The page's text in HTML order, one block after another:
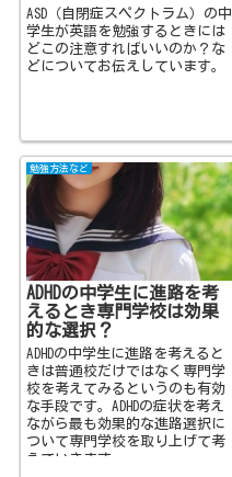
ASD（自閉症スペクトラム）の中
学生が英語を勉強するときには
どこの注意すればいいのか？な
どについてお伝えしています。
勉強方法など
ADHDの中学生に進路を考
えるとき専門学校は効果
的な選択？
ADHDの中学生に進路を考えると
きは普通校だけではなく専門学
校を考えてみるというのも有効
な手段です。ADHDの症状を考え
ながら最も効果的な進路選択に
ついて専門学校を取り上げて考
えていきます。